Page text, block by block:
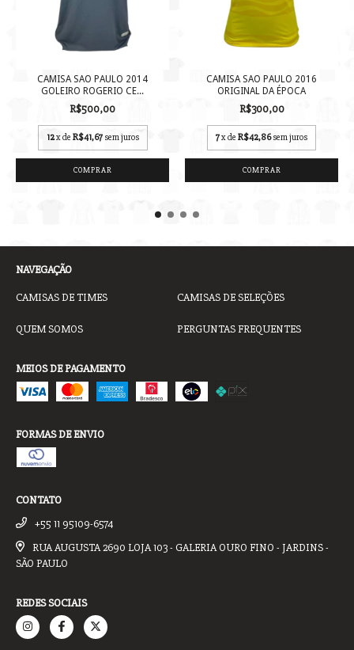
CAMISA SAO PAULO 2014
GOLEIRO ROGERIO CE...
R$500,00
12x de R$41,67 sem juros
COMPRAR
CAMISA SAO PAULO 2016
ORIGINAL DA ÉPOCA
R$300,00
7x de R$42,86 sem juros
COMPRAR
NAVEGAÇÃO
CAMISAS DE TIMES CAMISAS DE SELEÇÕES
QUEM SOMOS PERGUNTAS FREQUENTES
MEIOS DE PAGAMENTO
FORMAS DE ENVIO
CONTATO
+55 11 95109-6574
RUA AUGUSTA 2690 LOJA 103 - GALERIA OURO FINO - JARDINS -
SÃO PAULO
REDES SOCIAIS